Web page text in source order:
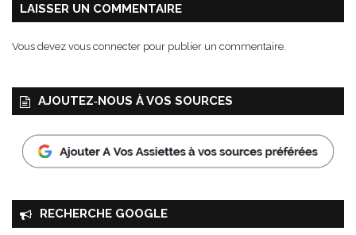
n
LAISSER UN COMMENTAIRE
Vous devez vous connecter pour publier un commentaire.
AJOUTEZ‑NOUS À VOS SOURCES
RECHERCHE GOOGLE